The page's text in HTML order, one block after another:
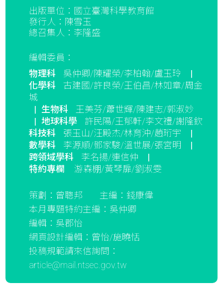
出版單位：國立臺灣科學教育館
發行人：陳雪玉
總召集人：李隆盛
編輯委員：
物理科
吳仲卿/陳耀榮/李柏翰/盧玉玲
|
化學科
古建國/許良榮/王伯昌/林如章/周金
城
| 生物科
王美芬/蕭世輝/陳建志/郭淑妙
| 地球科學
許民陽/王郁軒/李文禮/謝隆欽
科技科
張玉山/汪殿杰/林育沖/趙珩宇
|
數學科
李源順/鄧家駿/溫世展/張宮明
|
跨領域學科
李名揚/連信仲
|
特約專欄
游森棚/黃琴扉/劉淑雯
策劃：曾聰邦
主編：錢康偉
本月專題特約主編：吳仲卿
編輯：吳郡怡
網頁設計編輯：曾怡/施曉恬
投稿規範請來信詢問：
article@mail.ntsec.gov.tw